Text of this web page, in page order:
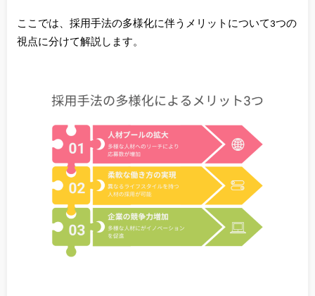
ここでは、採用手法の多様化に伴うメリットについて3つの
視点に分けて解説します。